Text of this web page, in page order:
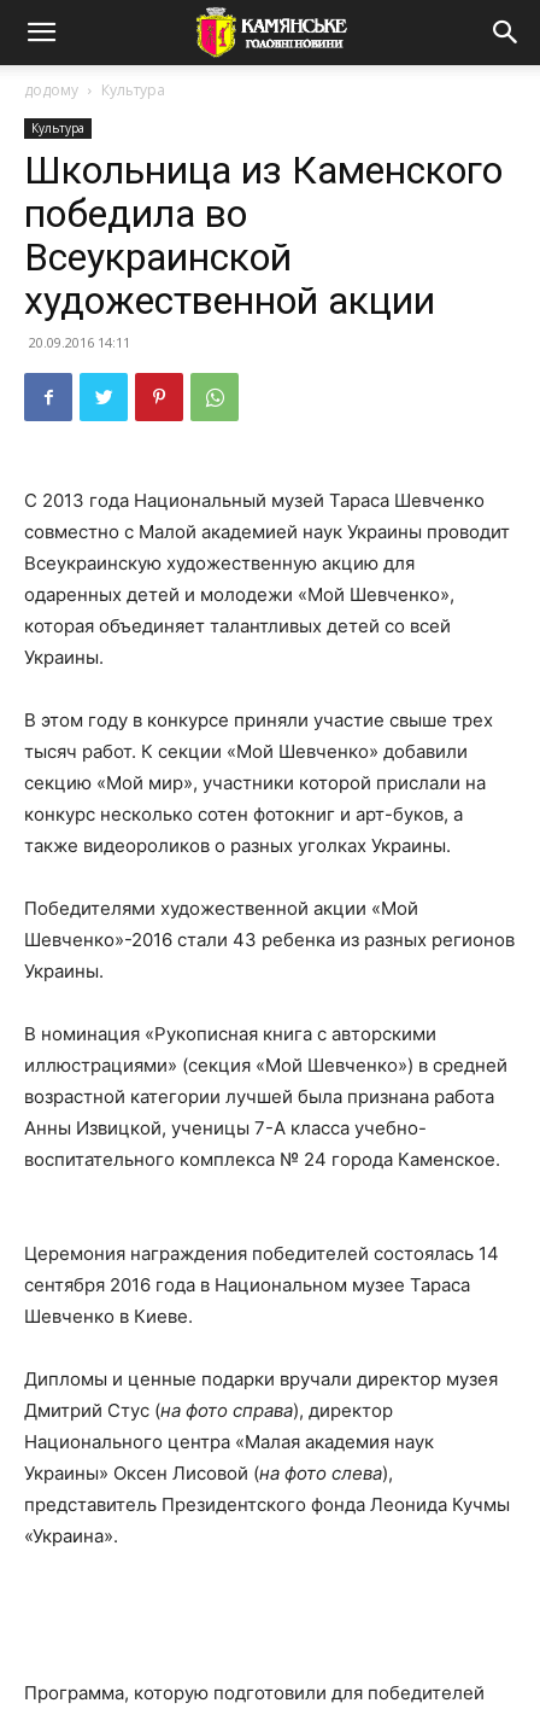
додому Культура
Культура
Школьница из Каменского
победила во
Всеукраинской
художественной акции
20.09.2016 14:11
С 2013 года Национальный музей Тараса Шевченко
совместно с Малой академией наук Украины проводит
Всеукраинскую художественную акцию для
одаренных детей и молодежи «Мой Шевченко»,
которая объединяет талантливых детей со всей
Украины.
В этом году в конкурсе приняли участие свыше трех
тысяч работ. К секции «Мой Шевченко» добавили
секцию «Мой мир», участники которой прислали на
конкурс несколько сотен фотокниг и арт-буков, а
также видеороликов о разных уголках Украины.
Победителями художественной акции «Мой
Шевченко»-2016 стали 43 ребенка из разных регионов
Украины.
В номинация «Рукописная книга с авторскими
иллюстрациями» (секция «Мой Шевченко») в средней
возрастной категории лучшей была признана работа
Анны Извицкой, ученицы 7-А класса учебно-
воспитательного комплекса № 24 города Каменское.
Церемония награждения победителей состоялась 14
сентября 2016 года в Национальном музее Тараса
Шевченко в Киеве.
Дипломы и ценные подарки вручали директор музея
Дмитрий Стус (на фото справа), директор
Национального центра «Малая академия наук
Украины» Оксен Лисовой (на фото слева),
представитель Президентского фонда Леонида Кучмы
«Украина».
Программа, которую подготовили для победителей